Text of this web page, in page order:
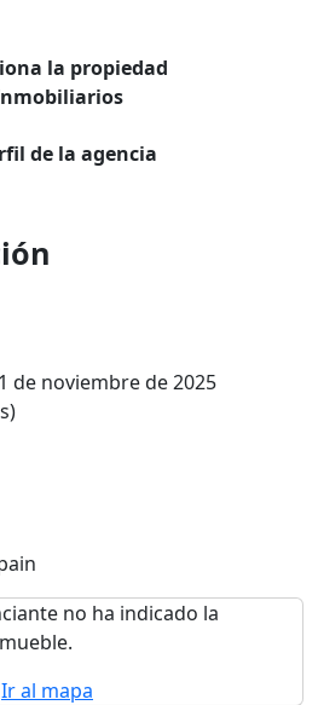
la propiedad
de la agencia
de noviembre de 2025
no ha indicado la
Ir al mapa